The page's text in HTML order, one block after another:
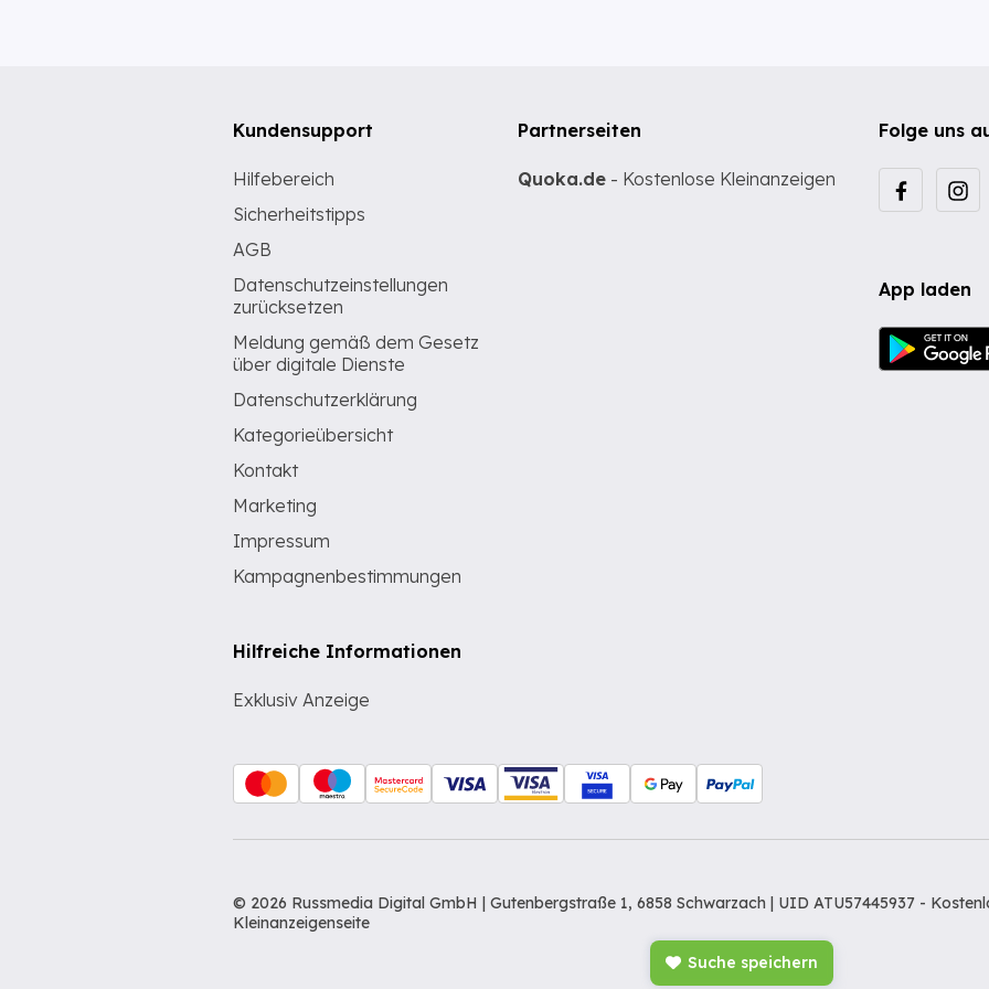
Suche speichern
Folge uns
App laden
Kundensupport
Hilfebereich
Sicherheitstipps
AGB
Datenschutzeinstellungen
zurücksetzen
Meldung gemäß dem Gesetz
über digitale Dienste
Datenschutzerklärung
Kategorieübersicht
Kontakt
Marketing
Impressum
Kampagnenbestimmungen
Hilfreiche Informationen
Exklusiv Anzeige
Partnerseiten
Quoka.de - Kostenlose Kleinanzeigen
© 2026 Russmedia Digital GmbH | Gutenbergstraße 1, 6858 Schwarzach | UID ATU57445937 -
Kleinanzeigenseite